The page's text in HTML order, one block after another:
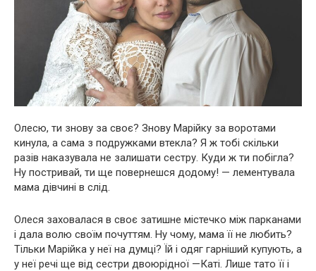
Олесю, ти знову за своє? Знову Марійку за воротами
кинула, а сама з подружками втекла? Я ж тобі скільки
разів наказувала не залишати сестру. Куди ж ти побігла?
Ну постривай, ти ще повернешся додому! — лементувала
мама дівчині в слід.
Олеся заховалася в своє затишне містечко між парканами
і дала волю своїм почуттям. Ну чому, мама її не любить?
Тільки Марійка у неї на думці? Їй і одяг гарніший купують, а
у неї речі ще від сестри двоюрідної —Каті. Лише тато її і